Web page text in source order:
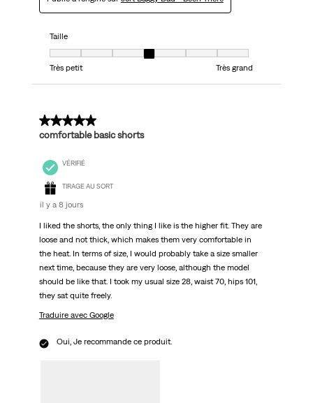
Taille
Taille, 4 sur 7, où 1 est égal à Très petit et 7 est égal à Très grand
Très petit
Très grand
5 sur 5 étoiles.
comfortable basic shorts
VÉRIFIÉ
TIRAGE AU SORT
il y a 8 jours
I liked the shorts, the only thing I like is the higher fit. They are
loose and not thick, which makes them very comfortable in
the heat. In terms of size, I would probably take a size smaller
next time, because they are very loose, although the model
should be like that. I took my usual size 28, waist 70, hips 101,
they sat quite freely.
Traduire avec Google
Oui, Je recommande ce produit.